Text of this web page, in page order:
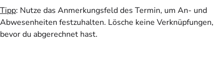
Tipp: Nutze das Anmerkungsfeld des Termin, um An- und
Abwesenheiten festzuhalten. Lösche keine Verknüpfungen,
bevor du abgerechnet hast.